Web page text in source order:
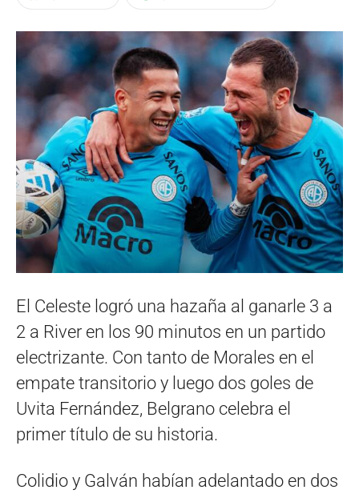
El Celeste logró una hazaña al ganarle 3 a
2 a River en los 90 minutos en un partido
electrizante. Con tanto de Morales en el
empate transitorio y luego dos goles de
Uvita Fernández, Belgrano celebra el
primer título de su historia.
Colidio y Galván habían adelantado en dos